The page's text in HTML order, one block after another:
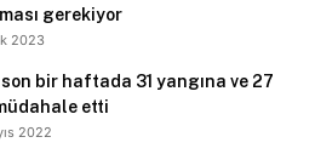
gerekiyor
2023
bir haftada 31 yangına ve 27
etti
2022